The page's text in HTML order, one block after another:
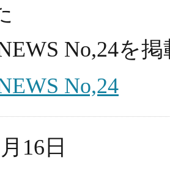
No,24を
No,24
16日